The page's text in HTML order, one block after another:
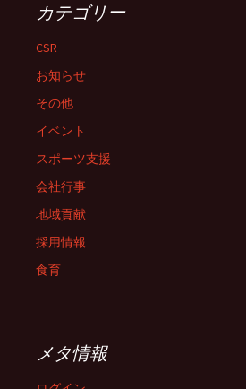
カテゴリー
CSR
お知らせ
その他
イベント
スポーツ支援
会社行事
地域貢献
採用情報
食育
メタ情報